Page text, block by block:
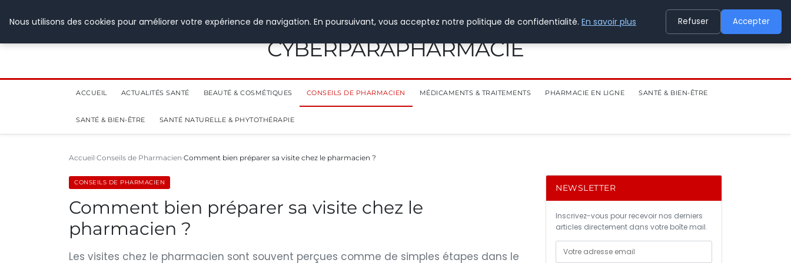
CYBERPARAPHARMACIE
ACCUEIL ACTUALITÉS SANTÉ BEAUTÉ & COSMÉTIQUES CONSEILS DE PHARMACIEN MÉDICAMENTS & TRAITEMENTS PHARMACIE EN LIGNE SANTÉ & BIEN-ÊTRE
SANTÉ & BIEN-ÊTRE SANTÉ NATURELLE & PHYTOTHÉRAPIE
Accueil Conseils de Pharmacien Comment bien préparer sa visite chez le pharmacien ?
CONSEILS DE PHARMACIEN
Comment bien préparer sa visite chez le
pharmacien ?
Les visites chez le pharmacien sont souvent perçues comme de simples étapes dans le
NEWSLETTER
Inscrivez-vous pour recevoir nos derniers
articles directement dans votre boîte mail.
Nous utilisons des cookies pour améliorer votre expérience de navigation. En poursuivant, vous acceptez notre politique de confidentialité. En savoir plus Refuser Accepter